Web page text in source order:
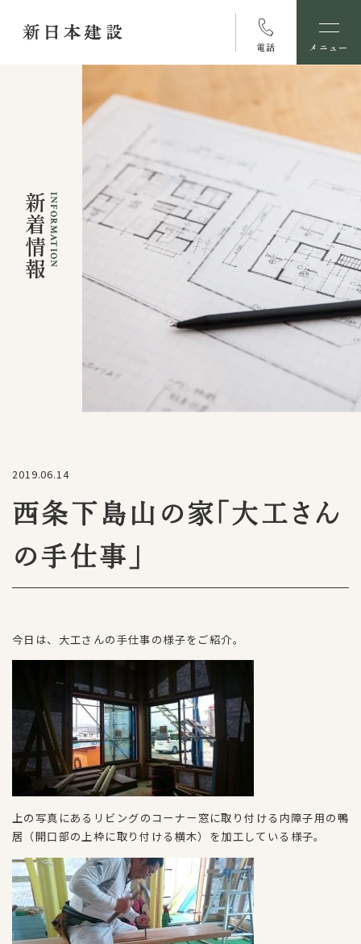
電話 メニュー
新着情報
2019.06.14
西条下島山の家「大工さん
の手仕事」
今日は、大工さんの手仕事の様子をご紹介。
上の写真にあるリビングのコーナー窓に取り付ける内障子用の鴨
居（開口部の上枠に取り付ける横木）を加工している様子。